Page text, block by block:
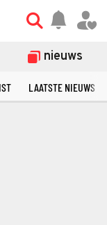
nieuws
LAATSTE NIEUWS